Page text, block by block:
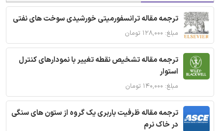
ترجمه مقاله ترانسفورمیتی خورشیدی سوخت های نفتی
مبلغ: ۱۲۸,۰۰۰ تومان
ترجمه مقاله تشخیص نقطه تغییر با نمودارهای کنترل
استوار
مبلغ: ۱۴۰,۰۰۰ تومان
ترجمه مقاله ظرفیت باربری یک گروه از ستون های سنگی
در خاک نرم